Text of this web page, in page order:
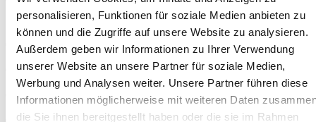
personalisieren, Funktionen für soziale Medien anbieten zu
können und die Zugriffe auf unsere Website zu analysieren.
Außerdem geben wir Informationen zu Ihrer Verwendung
unserer Website an unsere Partner für soziale Medien,
Werbung und Analysen weiter. Unsere Partner führen diese
Informationen möglicherweise mit weiteren Daten
die Sie ihnen bereitgestellt haben oder die sie im Rahmen